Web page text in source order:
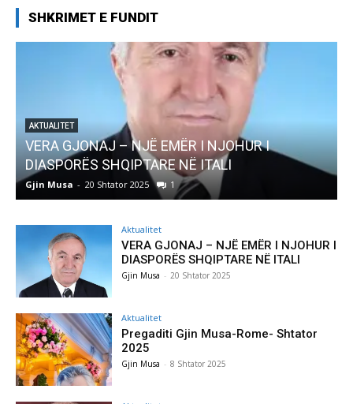
SHKRIMET E FUNDIT
AKTUALITET
Pregaditi Gjin Musa-Rome- Shtator 2025
Gjin Musa - 8 Shtator 2025
Aktualitet
VERA GJONAJ – NJË EMËR I NJOHUR I
DIASPORËS SHQIPTARE NË ITALI
Gjin Musa - 20 Shtator 2025
Aktualitet
Pregaditi Gjin Musa-Rome- Shtator
2025
Gjin Musa - 8 Shtator 2025